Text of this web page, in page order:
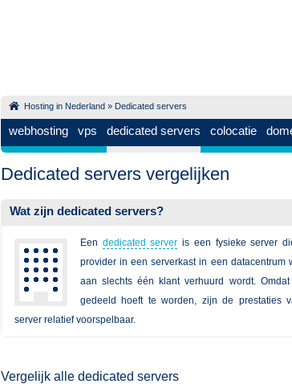
Hosting in Nederland » Dedicated servers
webhosting vps dedicated servers colocatie
Dedicated servers vergelijken
Wat zijn dedicated servers?
Een dedicated server is een fysieke server
provider in een serverkast in een datacentrum
aan slechts één klant verhuurd wordt.
gedeeld hoeft te worden, zijn de prestaties
server relatief voorspelbaar.
Vergelijk alle dedicated servers